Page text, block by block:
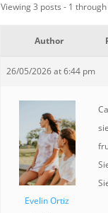
Viewing 3 posts - 1
Author
26/05/2026 at 6:44 pm
Evelin Ortiz